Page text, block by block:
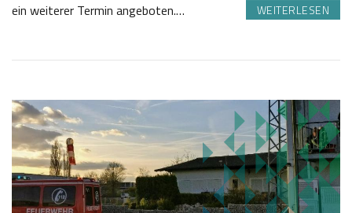
ein weiterer Termin angeboten.…
WEITERLESEN
2
1
0
2
0
1
7
o
e
f
K
a
s
t